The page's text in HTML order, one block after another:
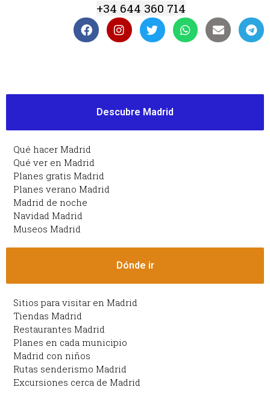
+34 644 360 714
Descubre Madrid
Qué hacer Madrid
Qué ver en Madrid
Planes gratis Madrid
Planes verano Madrid
Madrid de noche
Navidad Madrid
Museos Madrid
Dónde ir
Sitios para visitar en Madrid
Tiendas Madrid
Restaurantes Madrid
Planes en cada municipio
Madrid con niños
Rutas senderismo Madrid
Excursiones cerca de Madrid